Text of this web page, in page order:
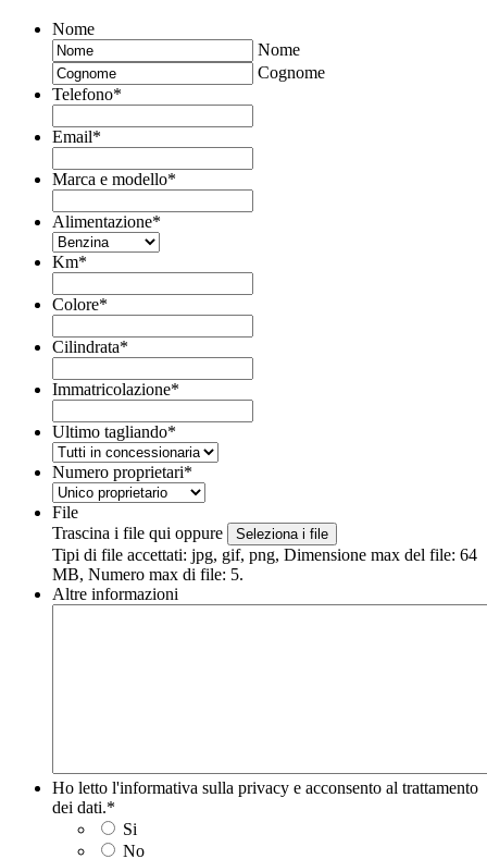
Nome
Nome
Cognome
Telefono*
Email*
Marca e modello*
Alimentazione*
Km*
Colore*
Cilindrata*
Immatricolazione*
Ultimo tagliando*
Numero proprietari*
File
Trascina i file qui oppure
Seleziona i file
Tipi di file accettati: jpg, gif, png, Dimensione max del file: 64
MB, Numero max di file: 5.
Altre informazioni
Ho letto l'informativa sulla privacy e acconsento al trattamento
dei dati.*
Si
No